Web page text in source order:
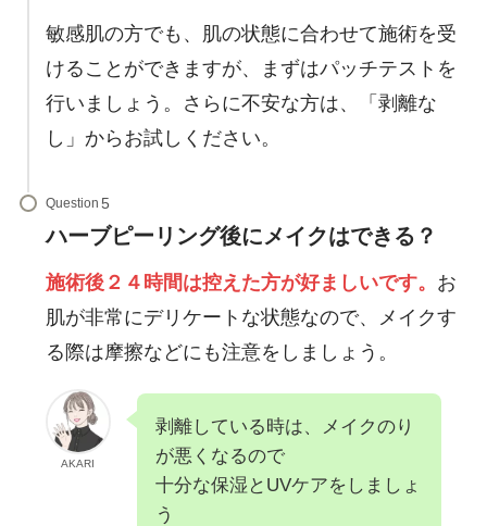
敏感肌の方でも、肌の状態に合わせて施術を受
けることができますが、まずはパッチテストを
行いましょう。さらに不安な方は、「剥離な
し」からお試しください。
Question
ハーブピーリング後にメイクはできる？
施術後２４時間は控えた方が好ましいです。 お
肌が非常にデリケートな状態なので、メイクす
る際は摩擦などにも注意をしましょう。
AKARI
剥離している時は、メイクのり
が悪くなるので
十分な保湿とUVケアをしましょ
う